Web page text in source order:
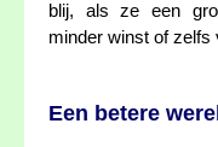
blij, als ze een
minder winst of zelfs
Een betere